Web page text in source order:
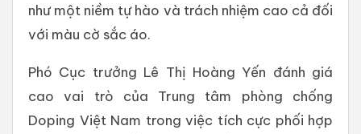
như một niềm tự hào và trách nhiệm cao cả đối
với màu cờ sắc áo.
Phó Cục trưởng Lê Thị Hoàng Yến đánh giá
cao vai trò của Trung tâm phòng chống
Doping Việt Nam trong việc tích cực phối hợp